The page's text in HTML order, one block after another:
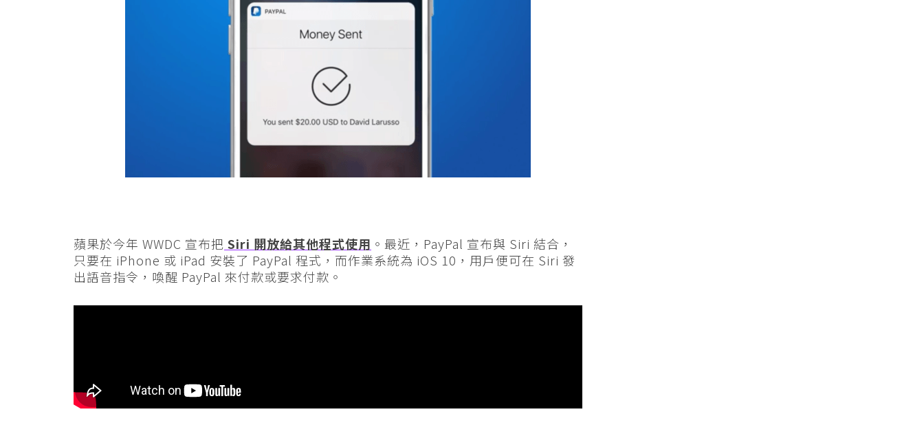
蘋果於今年 WWDC 宣布把 Siri 開放給其他程式使用 。最近，PayPal 宣布與 Siri 結合，
只要在 iPhone 或 iPad 安裝了 PayPal 程式，而作業系統為 iOS 10，用戶便可在 Siri 發
出語音指令，喚醒 PayPal 來付款或要求付款。